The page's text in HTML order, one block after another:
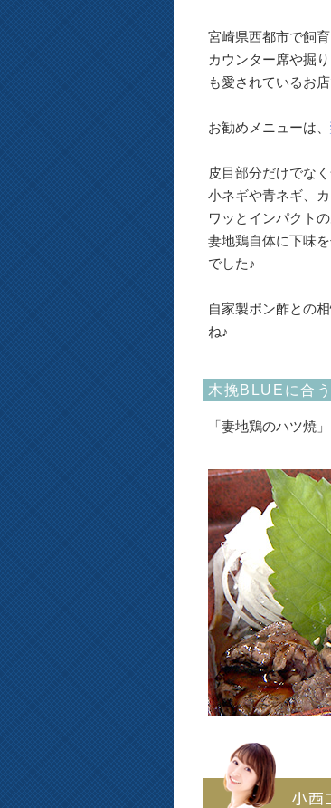
宮崎県西都市で飼
カウンター席や掘
も愛されているお店
お勧めメニューは、
皮目部分だけでな
小ネギや青ネギ、
ワッとインパクト
妻地鶏自体に下味
でした♪
自家製ポン酢との
ね♪
木挽BLUEに合
「妻地鶏のハツ焼」